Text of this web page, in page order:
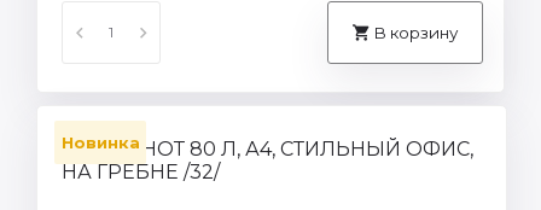
В корзину
Новинка